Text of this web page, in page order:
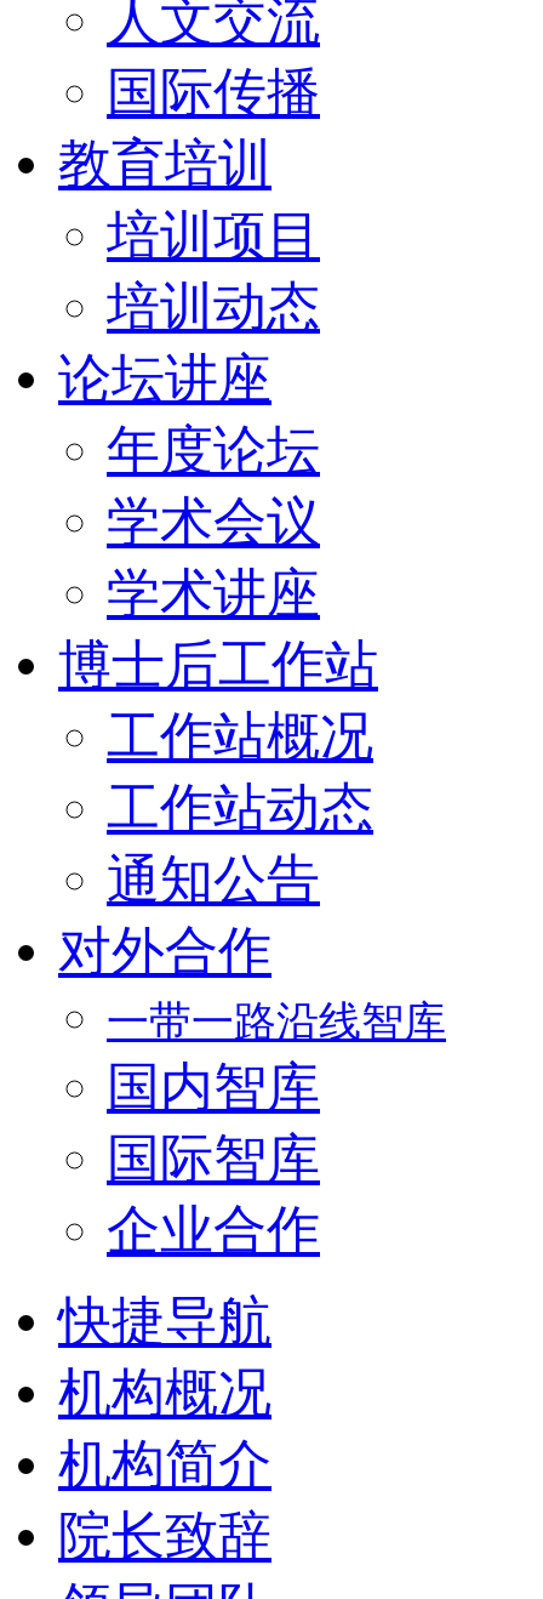
人文交流
国际传播
教育培训
培训项目
培训动态
论坛讲座
年度论坛
学术会议
学术讲座
博士后工作站
工作站概况
工作站动态
通知公告
对外合作
一带一路沿线智库
国内智库
国际智库
企业合作
快捷导航
机构概况
机构简介
院长致辞